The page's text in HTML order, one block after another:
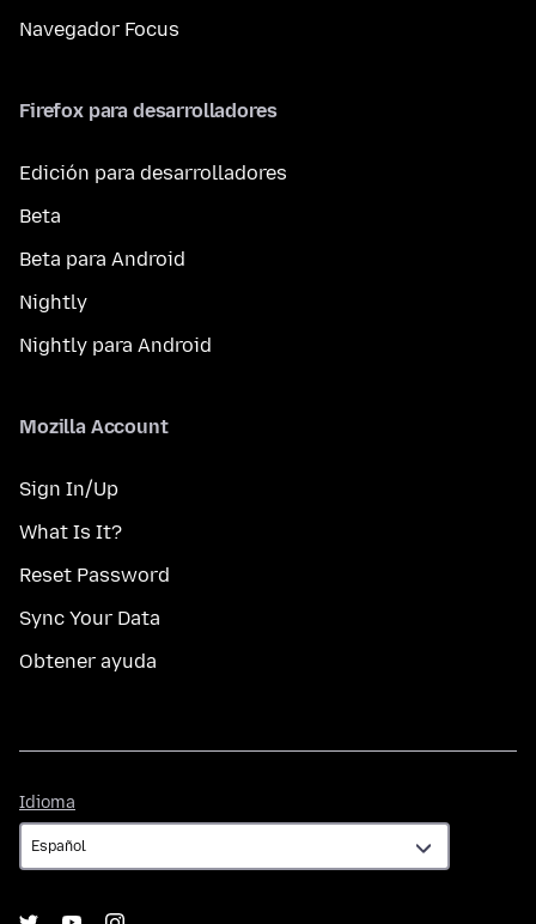
Navegador Focus
Firefox para desarrolladores
Edición para desarrolladores
Beta
Beta para Android
Nightly
Nightly para Android
Mozilla Account
Sign In/Up
What Is It?
Reset Password
Sync Your Data
Obtener ayuda
Idioma